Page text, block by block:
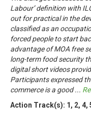
Labour’ definition with
out for practical in the
classified as an
forced people to start
advantage of MOA free
long-term food security
digital short videos
Participants expressed
commerce is a good...
Action Track(s): 1 , 2, 4,